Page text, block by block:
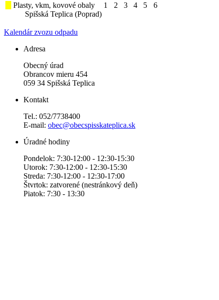
Plasty, vkm, kovové obaly
Spišská Teplica (Poprad)
1 2 3 4 5 6
Kalendár zvozu odpadu
Adresa
Obecný úrad
Obrancov mieru 454
059 34 Spišská Teplica
Kontakt
Tel.: 052/7738400
E-mail: obec@obecspisskateplica.sk
Úradné hodiny
Pondelok: 7:30-12:00 - 12:30-15:30
Utorok: 7:30-12:00 - 12:30-15:30
Streda: 7:30-12:00 - 12:30-17:00
Štvrtok: zatvorené (nestránkový deň)
Piatok: 7:30 - 13:30